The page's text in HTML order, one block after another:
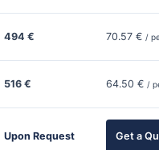
494 € 70.57 € /
516 € 64.50 € /
Upon Request Get a